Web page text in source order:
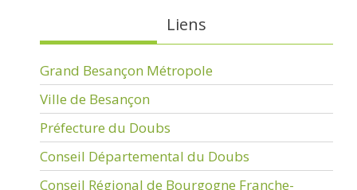
Liens
Grand Besançon Métropole
Ville de Besançon
Préfecture du Doubs
Conseil Départemental du Doubs
Conseil Régional de Bourgogne Franche-